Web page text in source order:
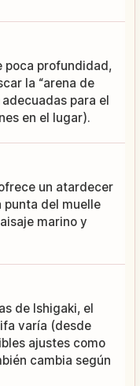
poca profundidad,
la “arena de
para el
en el lugar).
un atardecer
punta del muelle
marino y
de Ishigaki, el
varía (desde
ajustes como
cambia según